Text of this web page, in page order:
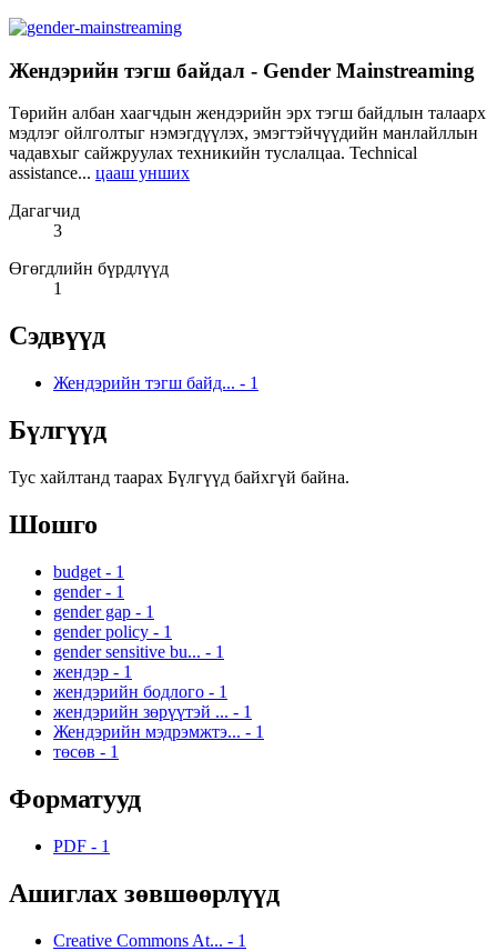
Жендэрийн тэгш байдал - Gender Mainstreaming
Төрийн албан хаагчдын жендэрийн эрх тэгш байдлын талаарх
мэдлэг ойлголтыг нэмэгдүүлэх, эмэгтэйчүүдийн манлайллын
чадавхыг сайжруулах техникийн туслалцаа. Technical
assistance... цааш унших
Дагагчид
3
Өгөгдлийн бүрдлүүд
1
Сэдвүүд
Жендэрийн тэгш байд... - 1
Бүлгүүд
Тус хайлтанд таарах Бүлгүүд байхгүй байна.
Шошго
budget - 1
gender - 1
gender gap - 1
gender policy - 1
gender sensitive bu... - 1
жендэр - 1
жендэрийн бодлого - 1
жендэрийн зөрүүтэй ... - 1
Жендэрийн мэдрэмжтэ... - 1
төсөв - 1
Форматууд
PDF - 1
Ашиглах зөвшөөрлүүд
Creative Commons At... - 1